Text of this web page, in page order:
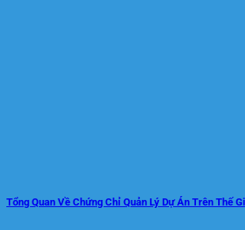
Tổng Quan Về Chứng Chỉ Quản Lý Dự Án Trên Thế